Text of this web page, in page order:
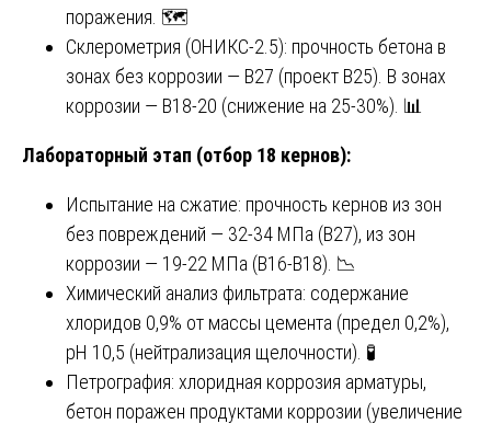
поражения. 🗺️
Склерометрия (ОНИКС-2.5): прочность бетона в
зонах без коррозии — В27 (проект В25). В зонах
коррозии — В18-20 (снижение на 25-30%). 📊
Лабораторный этап (отбор 18 кернов):
Испытание на сжатие: прочность кернов из зон
без повреждений — 32-34 МПа (В27), из зон
коррозии — 19-22 МПа (В16-В18). 📉
Химический анализ фильтрата: содержание
хлоридов 0,9% от массы цемента (предел 0,2%),
pH 10,5 (нейтрализация щелочности). 🧪
Петрография: хлоридная коррозия арматуры,
бетон поражен продуктами коррозии (увеличение